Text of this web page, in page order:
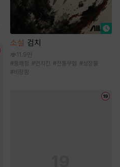
소설 검치
11.9만
#통쾌함 #먼치킨 #전통무협 #성장물
#비장함